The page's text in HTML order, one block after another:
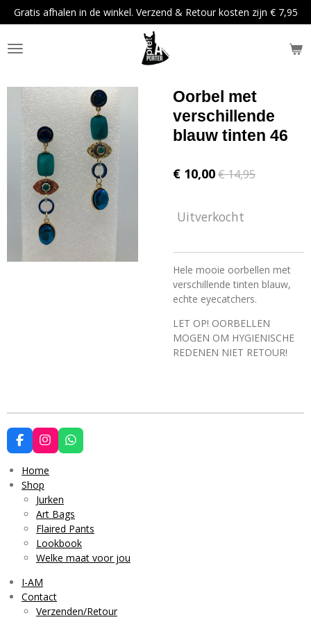
Ga
direct
naar
de
Gratis afhalen in de winkel. Verzend & Retour kosten zijn € 7,95
Oorbel met
verschillende
blauw tinten 46
€ 10,00€ 14,95
Uitverkocht
Hele mooie oorbellen met
verschillende tinten blauw,
echte eyecatchers.
LET OP! OORBELLEN
MOGEN OM HYGIENISCHE
REDENEN NIET RETOUR!
F
a
c
e
b
o
o
I
n
s
t
a
g
r
a
m
W
h
p
p
Home
Shop
Jurken
Art Bags
Flaired Pants
Lookbook
Welke maat voor jou
I-AM
Contact
Verzenden/Retour